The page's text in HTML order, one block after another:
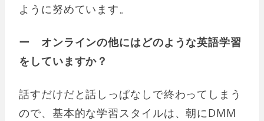
ように努めています。
ー オンラインの他にはどのような英語学習
をしていますか？
話すだけだと話しっぱなしで終わってしまう
ので、基本的な学習スタイルは、朝にDMM